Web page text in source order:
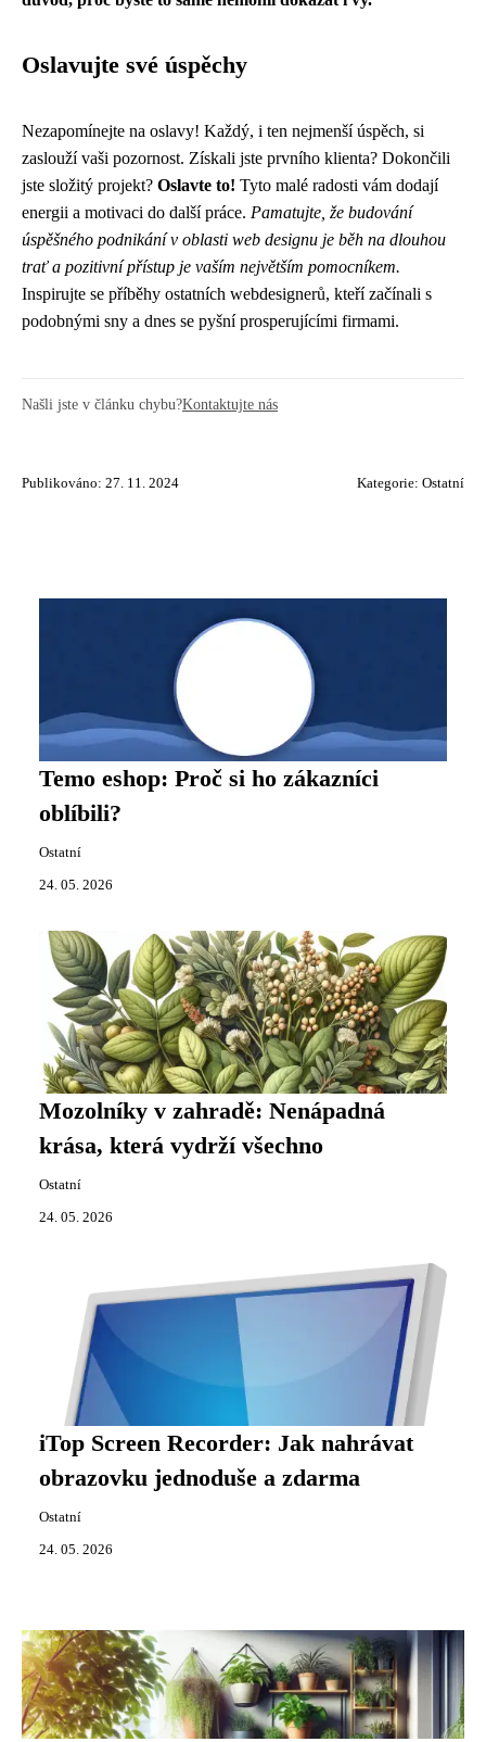
Oslavujte své úspěchy
Nezapomínejte na oslavy! Každý, i ten nejmenší úspěch, si
zaslouží vaši pozornost. Získali jste prvního klienta? Dokončili
jste složitý projekt? Oslavte to! Tyto malé radosti vám dodají
energii a motivaci do další práce. Pamatujte, že budování
úspěšného podnikání v oblasti web designu je běh na dlouhou
trať a pozitivní přístup je vaším největším pomocníkem.
Inspirujte se příběhy ostatních webdesignerů, kteří začínali s
podobnými sny a dnes se pyšní prosperujícími firmami.
Našli jste v článku chybu?Kontaktujte nás
Publikováno: 27. 11. 2024 Kategorie: Ostatní
Temo eshop: Proč si ho zákazníci
oblíbili?
Ostatní
24. 05. 2026
Mozolníky v zahradě: Nenápadná
krása, která vydrží všechno
Ostatní
24. 05. 2026
iTop Screen Recorder: Jak nahrávat
obrazovku jednoduše a zdarma
Ostatní
24. 05. 2026